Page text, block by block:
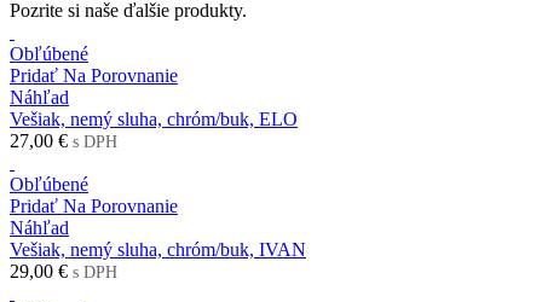
Pozrite si naše ďalšie produkty.
Obľúbené
Pridať Na Porovnanie
Náhľad
Vešiak, nemý sluha, chróm/buk, ELO
27,00 € s DPH
Obľúbené
Pridať Na Porovnanie
Náhľad
Vešiak, nemý sluha, chróm/buk, IVAN
29,00 € s DPH